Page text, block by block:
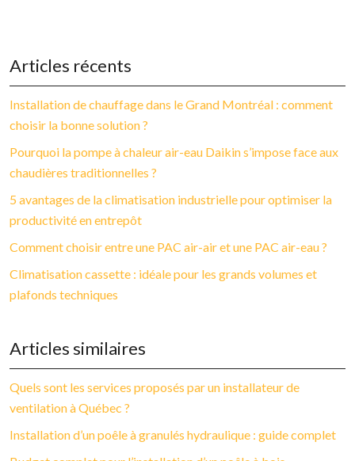
Articles récents
Installation de chauffage dans le Grand Montréal : comment
choisir la bonne solution ?
Pourquoi la pompe à chaleur air-eau Daikin s’impose face aux
chaudières traditionnelles ?
5 avantages de la climatisation industrielle pour optimiser la
productivité en entrepôt
Comment choisir entre une PAC air-air et une PAC air-eau ?
Climatisation cassette : idéale pour les grands volumes et
plafonds techniques
Articles similaires
Quels sont les services proposés par un installateur de
ventilation à Québec ?
Installation d’un poêle à granulés hydraulique : guide complet